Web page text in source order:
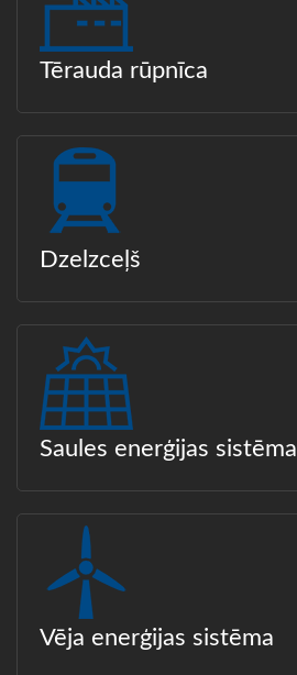
Tērauda rūpnīca
Dzelzceļš
Saules enerģijas sistēma
Vēja enerģijas sistēma